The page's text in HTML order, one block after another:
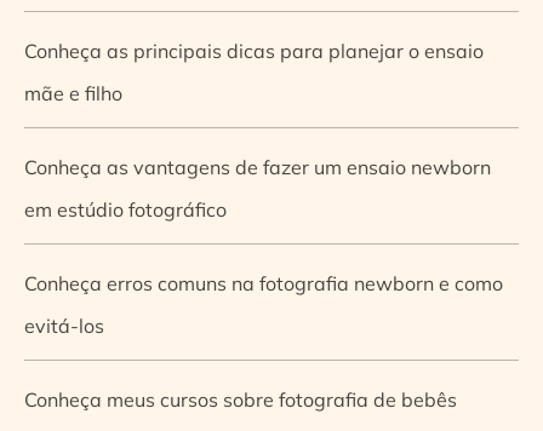
Conheça as principais dicas para planejar o ensaio
mãe e filho
Conheça as vantagens de fazer um ensaio newborn
em estúdio fotográfico
Conheça erros comuns na fotografia newborn e como
evitá-los
Conheça meus cursos sobre fotografia de bebês